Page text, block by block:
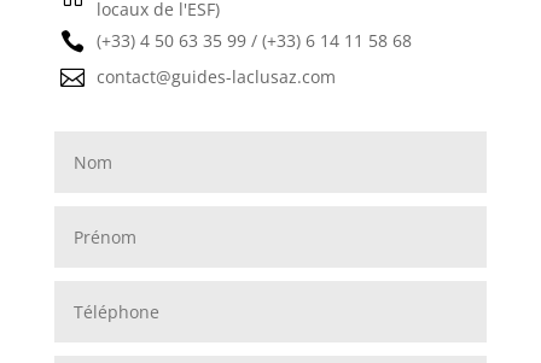
locaux de l'ESF)
 (+33) 4 50 63 35 99 / (+33) 6 14 11 58 68
 contact@guides-laclusaz.com